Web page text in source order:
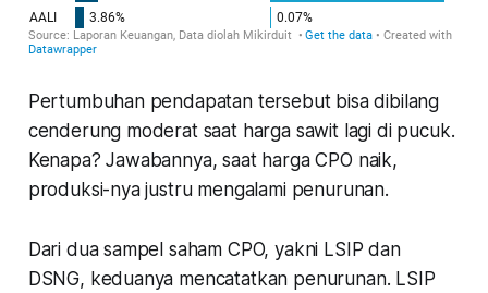
Pertumbuhan pendapatan tersebut bisa dibilang
cenderung moderat saat harga sawit lagi di pucuk.
Kenapa? Jawabannya, saat harga CPO naik,
produksi-nya justru mengalami penurunan.
Dari dua sampel saham CPO, yakni LSIP dan
DSNG, keduanya mencatatkan penurunan. LSIP